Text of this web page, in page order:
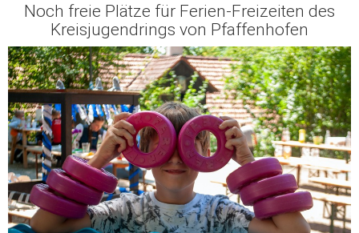
Noch freie Plätze für Ferien-Freizeiten des
Kreisjugendrings von Pfaffenhofen